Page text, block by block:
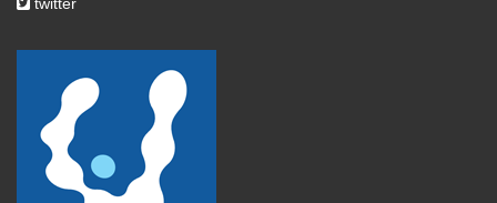
twitter